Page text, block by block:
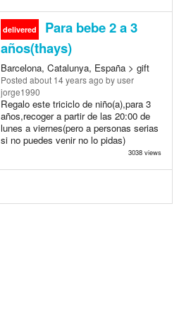
delivered
Para bebe 2 a 3
años(thays)
Barcelona, Catalunya, España > gift
Posted about 14 years ago by user
jorge1990
Regalo este triciclo de niño(a),para 3
años,recoger a partir de las 20:00 de
lunes a viernes(pero a personas serias
si no puedes venir no lo pidas)
3038 views